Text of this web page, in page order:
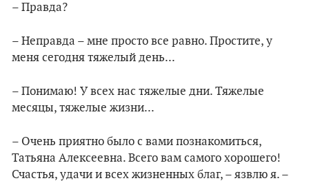
– Правда?
– Неправда – мне просто все равно. Простите, у
меня сегодня тяжелый день...
– Понимаю! У всех нас тяжелые дни. Тяжелые
месяцы, тяжелые жизни...
– Очень приятно было с вами познакомиться,
Татьяна Алексеевна. Всего вам самого хорошего!
Счастья, удачи и всех жизненных благ, – язвлю я. –